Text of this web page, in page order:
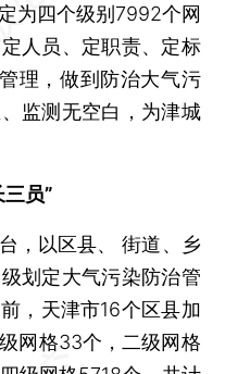
为四个级别7992个网
人员、定职责、定标
理，做到防治大气污
监测无空白，为津城
员”
以区县、 街道、乡
划定大气污染防治管
，天津市16个区县加
网格33个，二级网格